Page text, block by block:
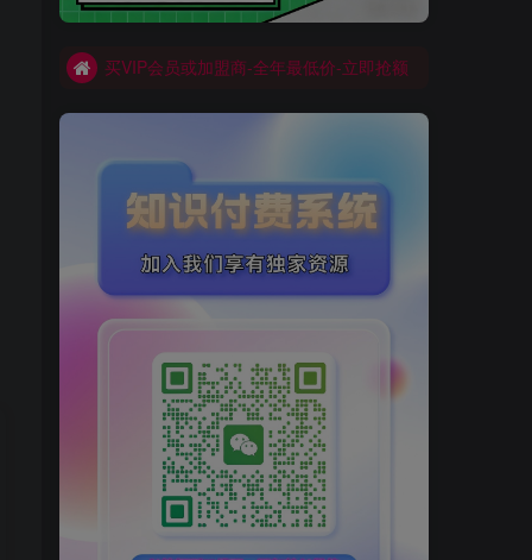
网创库-限时优惠 别错过!
买VIP会员或加盟商-全年最低价-立即抢额
网创库-限时优惠 别错过!